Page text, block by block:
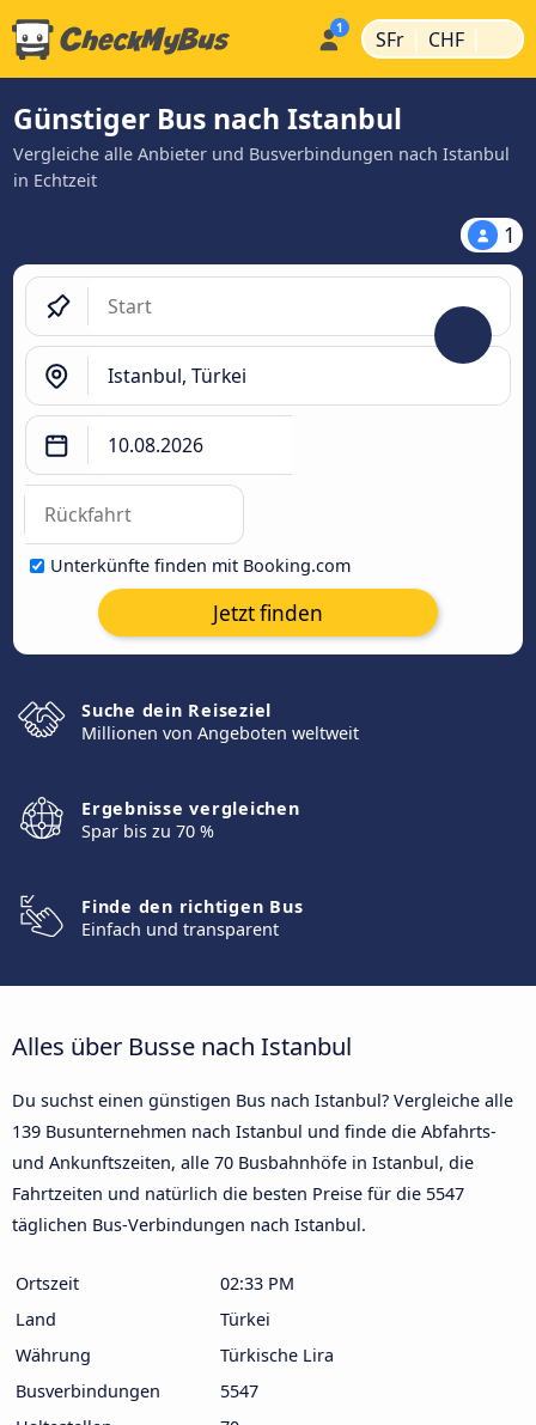
SFr | CHF |
Günstiger Bus nach Istanbul
Vergleiche alle Anbieter und Busverbindungen nach Istanbul
in Echtzeit
1
Unterkünfte finden mit Booking.com
Jetzt finden
Suche dein Reiseziel
Millionen von Angeboten weltweit
Ergebnisse vergleichen
Spar bis zu 70 %
Finde den richtigen Bus
Einfach und transparent
Alles über Busse nach Istanbul
Du suchst einen günstigen Bus nach Istanbul? Vergleiche alle
139 Busunternehmen nach Istanbul und finde die Abfahrts-
und Ankunftszeiten, alle 70 Busbahnhöfe in Istanbul, die
Fahrtzeiten und natürlich die besten Preise für die 5547
täglichen Bus-Verbindungen nach Istanbul.
Ortszeit
02:33 PM
Land
Türkei
Währung
Türkische Lira
Busverbindungen
5547